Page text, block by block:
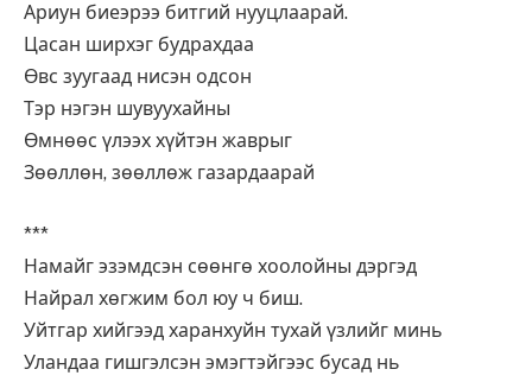
Ариун биеэрээ битгий нууцлаарай.
Цасан ширхэг будрахдаа
Өвс зуугаад нисэн одсон
Тэр нэгэн шувуухайны
Өмнөөс үлээх хүйтэн жаврыг
Зөөллөн, зөөллөж газардаарай
***
Намайг эзэмдсэн сөөнгө хоолойны дэргэд
Найрал хөгжим бол юу ч биш.
Уйтгар хийгээд харанхуйн тухай үзлийг минь
Уландаа гишгэлсэн эмэгтэйгээс бусад нь